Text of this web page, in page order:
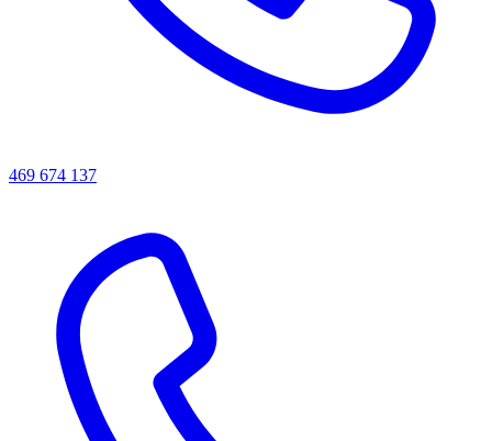
469 674 137